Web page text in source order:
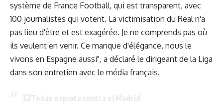
système de France Football, qui est transparent, avec
100 journalistes qui votent. La victimisation du Real n'a
pas lieu d'être et est exagérée. Je ne comprends pas où
ils veulent en venir. Ce manque d'élégance, nous le
vivons en Espagne aussi", a déclaré le dirigeant de la Liga
dans son entretien avec le média français.